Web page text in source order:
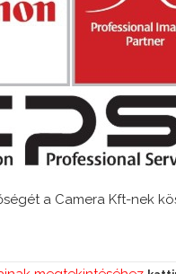
a Camera Kft-nek